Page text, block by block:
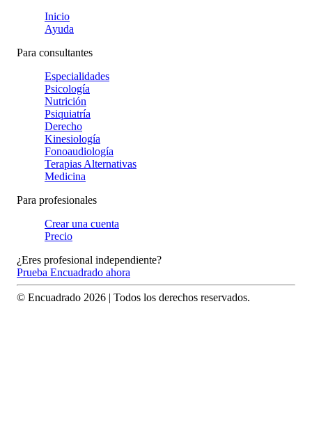
Inicio
Ayuda
Para consultantes
Especialidades
Psicología
Nutrición
Psiquiatría
Derecho
Kinesiología
Fonoaudiología
Terapias Alternativas
Medicina
Para profesionales
Crear una cuenta
Precio
¿Eres profesional independiente?
Prueba Encuadrado ahora
© Encuadrado 2026 | Todos los derechos reservados.